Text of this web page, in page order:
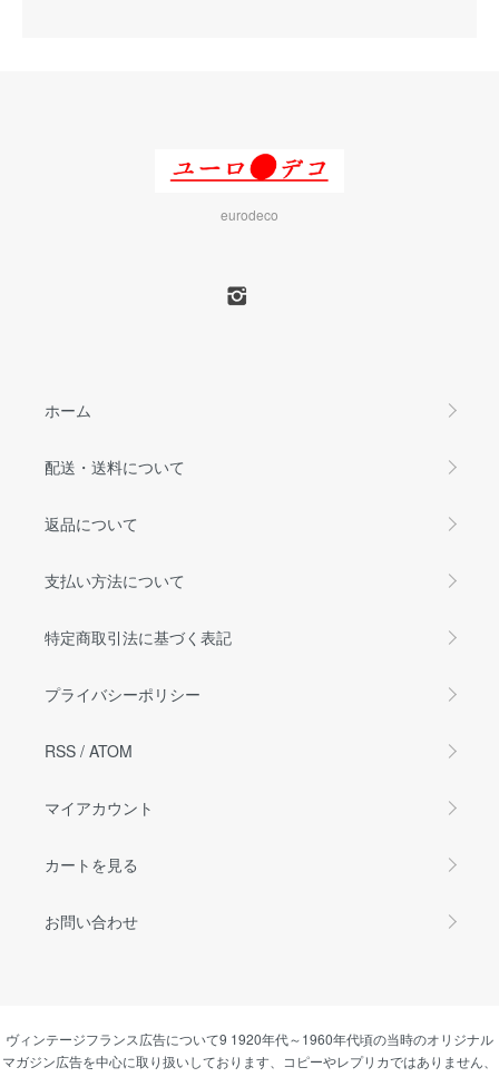
eurodeco
ホーム
配送・送料について
返品について
支払い方法について
特定商取引法に基づく表記
プライバシーポリシー
RSS / ATOM
マイアカウント
カートを見る
お問い合わせ
ヴィンテージフランス広告について9 1920年代～1960年代頃の当時のオリジナル
マガジン広告を中心に取り扱いしております、コピーやレプリカではありません、